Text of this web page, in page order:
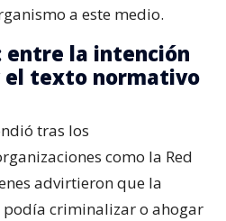
a este medio.
entre la intención
el texto normativo
tras los
como la Red
advirtieron que la
criminalizar o ahogar